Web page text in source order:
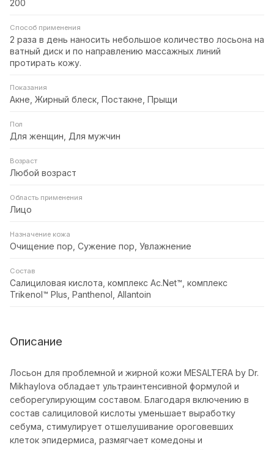
200
Способ применения
2 раза в день наносить небольшое количество лосьона на
ватный диск и по направлению массажных линий
протирать кожу.
Показания
Акне, Жирный блеск, Постакне, Прыщи
Пол
Для женщин, Для мужчин
Возраст
Любой возраст
Область применения
Лицо
Назначение кожа
Очищение пор, Сужение пор, Увлажнение
Состав
Салициловая кислота, комплекс Ac.Net™, комплекс
Trikenol™ Plus, Panthenol, Allantoin
Описание
Лосьон для проблемной и жирной кожи MESALTERA by Dr.
Mikhaylova обладает ультраинтенсивной формулой и
себорегулирующим составом. Благодаря включению в
состав салициловой кислоты уменьшает выработку
себума, стимулирует отшелушивание ороговевших
клеток эпидермиса, размягчает комедоны и